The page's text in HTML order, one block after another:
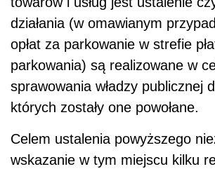
działania (w omawianym
opłat za parkowanie w strefie
parkowania) są realizowane w
sprawowania władzy publicznej
których zostały one powołane.
Celem ustalenia powyższego
wskazanie w tym miejscu kilku